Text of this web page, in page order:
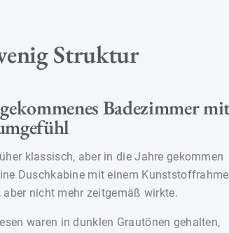
Struktur
Badezimmer
klassisch, aber in die Jahre gekommen
Duschkabine mit einem
nicht mehr zeitgemäß wirkte.
waren in dunklen Grautönen gehalten,